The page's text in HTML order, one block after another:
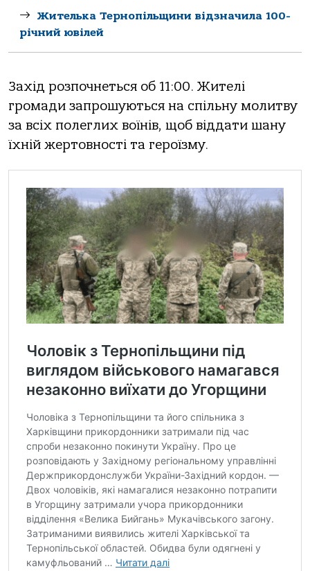
Жителька Тернопільщини відзначила 100-
річний ювілей
Захід розпочнеться об 11:00. Жителі
громади запрошуються на спільну молитву
за всіх полеглих воїнів, щоб віддати шану
їхній жертовності та героїзму.